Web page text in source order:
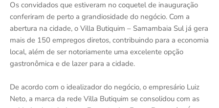
Os convidados que estiveram no coquetel de inauguração
conferiram de perto a grandiosidade do negócio. Com a
abertura na cidade, o Villa Butiquim – Samambaia Sul já gera
mais de 150 empregos diretos, contribuindo para a economia
local, além de ser notoriamente uma excelente opção
gastronômica e de lazer para a cidade.
De acordo com o idealizador do negócio, o empresário Luiz
Neto, a marca da rede Villa Butiquim se consolidou com as